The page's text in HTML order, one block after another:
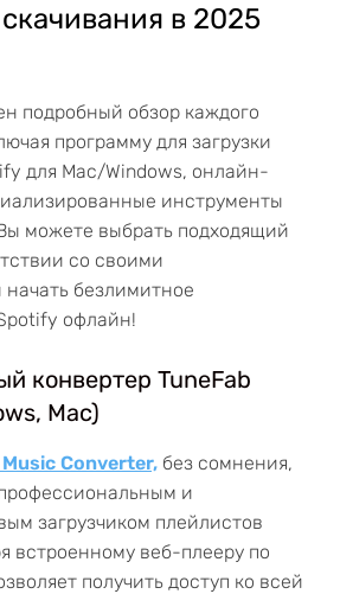
в 2025
подробный обзор каждого
программу для загрузки
для Mac/Windows, онлайн-
инструменты
можете выбрать подходящий
со своими
безлимитное
офлайн!
конвертер TuneFab
Mac)
Converter, без сомнения,
и
загрузчиком плейлистов
встроенному веб-плееру по
получить доступ ко всей